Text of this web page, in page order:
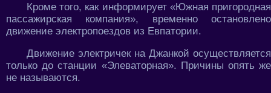
Кроме того, как информирует «Южная пригородная
пассажирская компания», временно остановлено
движение электропоездов из Евпатории.
Движение электричек на Джанкой осуществляется
только до станции «Элеваторная». Причины опять же
не называются.